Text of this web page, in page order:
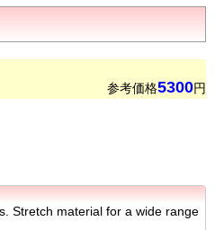
参考価格5300円
Stretch material for a wide range